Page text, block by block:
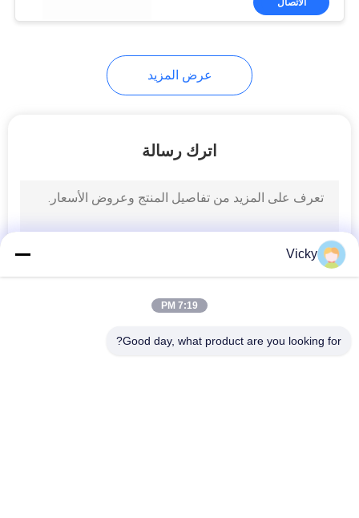
الاتصال
عرض المزيد
اترك رسالة
Vicky
7:19 PM
Good day, what product are you looking for?